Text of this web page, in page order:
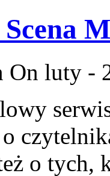
On luty -
o
o tych,